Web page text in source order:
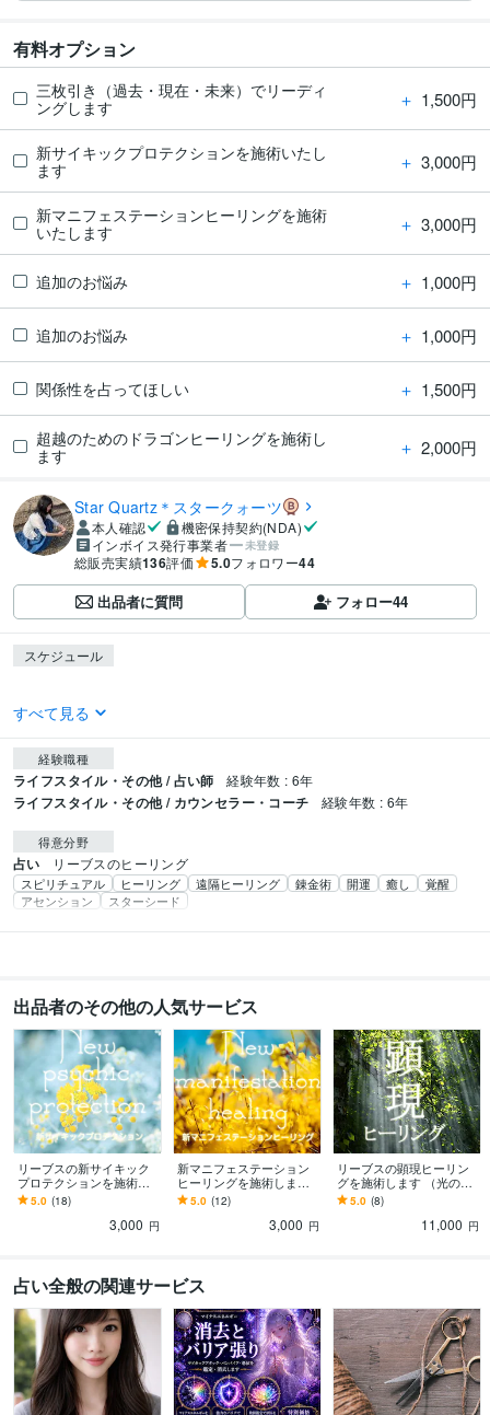
有料オプション
三枚引き（過去・現在・未来）でリーディ
ングします
＋ 1,500円
新サイキックプロテクションを施術いたし
ます
＋ 3,000円
新マニフェステーションヒーリングを施術
いたします
＋ 3,000円
追加のお悩み ＋ 1,000円
追加のお悩み ＋ 1,000円
関係性を占ってほしい ＋ 1,500円
超越のためのドラゴンヒーリングを施術し
ます
＋ 2,000円
Star Quartz＊スタークォーツ
本人確認
機密保持契約(NDA)
インボイス発行事業者
未登録
総販売実績136評価 5.0フォロワー44
出品者に質問 フォロー44
スケジュール
すべて見る
経験職種
ライフスタイル・その他 / 占い師 経験年数 : 6年
ライフスタイル・その他 / カウンセラー・コーチ 経験年数 : 6年
得意分野
占い リーブスのヒーリング
スピリチュアル ヒーリング 遠隔ヒーリング 錬金術 開運 癒し
覚醒
アセンション
スターシード
出品者のその他の人気サービス
リーブスの新サイキック
プロテクションを施術し
ます （オーラの浄化と保
護＊サイキックアタック
5.0 (18)
3,000 円
新マニフェステーション
ヒーリングを施術します
（エネルギー整体、自己
実現・覚醒に効果があり
5.0 (12)
3,000 円
リーブスの顕現ヒーリン
グを施術します （光の柱
を立てるワーク・エネル
ギー整体・自己実現・覚
5.0 (8)
11,000 円
占い全般の関連サービス